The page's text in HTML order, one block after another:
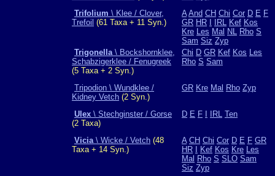
Trifolium \ Klee / Clover,
Trefoil (61 Taxa + 11 Syn.)
A And CH Chi Cor D E F
GR HR IRL Kef Kos
Kre Les Mal NL Rho S
Sam Siz Zyp
Trigonella\ Bockshornklee,
Schabzigerklee / Fenugreek
(5 Taxa + 2 Syn.)
Chi D GR Kef Kos Les
Rho S Sam
Tripodion \ Wundklee /
Kidney Vetch (2 Syn.)
GR Kre Mal Rho Zyp
Ulex \ Stechginster / Gorse
(2 Taxa)
D E F IRL Ten
Vicia\ Wicke / Vetch (48
Taxa + 14 Syn.)
A CH Chi Cor D E F GR
HR
Kef Kos Kre Les
Mal Rho S SLO Sam
Siz Zyp